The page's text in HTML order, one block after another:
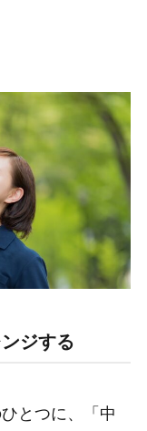
ジする
とつに、「中